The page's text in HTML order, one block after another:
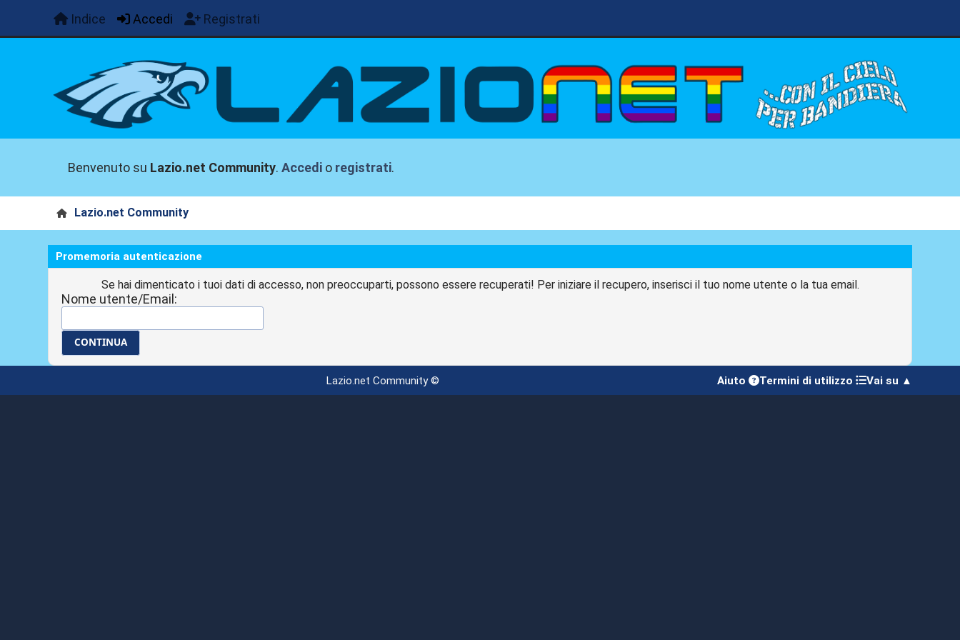
Indice Accedi Registrati
Benvenuto su Lazio.net Community.Accedi o registrati.
Lazio.net Community
Promemoria autenticazione
Se hai dimenticato i tuoi dati di accesso, non preoccuparti, possono essere recuperati! Per iniziare il recupero, inserisci il tuo nome utente o la tua email.
Nome utente/Email:
Lazio.net Community © Aiuto Termini di utilizzo Vai su ▲